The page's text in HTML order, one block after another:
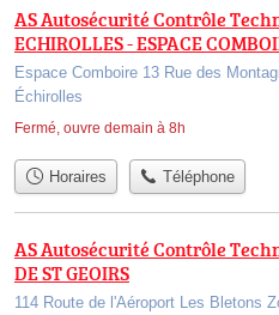
AS Autosécurité Contrôle
ECHIROLLES - ESPACE
Espace Comboire 13 Rue des
Échirolles
Fermé, ouvre demain à 8h
Horaires Téléphone
AS Autosécurité Contrôle
DE ST GEOIRS
114 Route de l'Aéroport Les Bletons